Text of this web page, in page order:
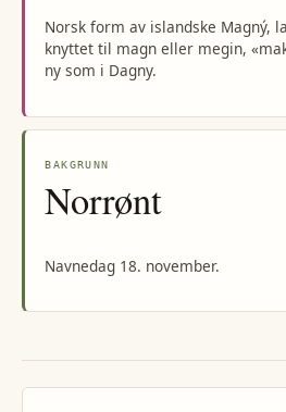
Norsk form av islandske Magný,
knyttet til magn eller megin,
ny som i Dagny.
BAKGRUNN
Norrønt
Navnedag 18. november.